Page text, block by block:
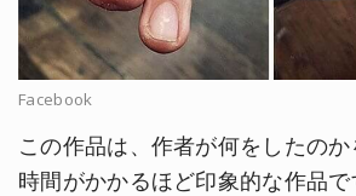
Facebook
この作品は、作者が何をしたの
時間がかかるほど印象的な作品